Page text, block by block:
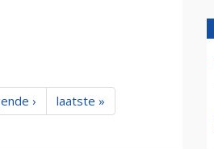
› laatste »